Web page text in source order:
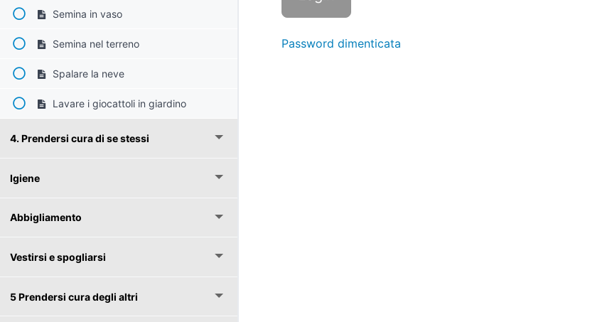
Semina in vaso
Semina nel terreno
Spalare la neve
Lavare i giocattoli in giardino
4. Prendersi cura di se stessi
Igiene
Abbigliamento
Vestirsi e spogliarsi
5 Prendersi cura degli altri
Password dimenticata